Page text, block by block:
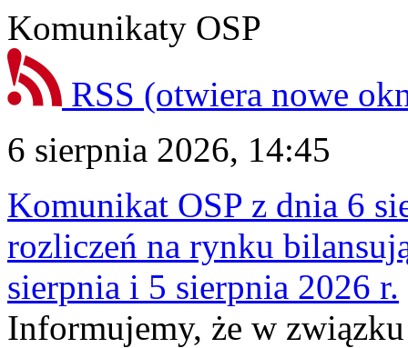
Komunikaty OSP
RSS (otwiera nowe
6 sierpnia 2026, 14:45
Komunikat OSP z dnia 6
rozliczeń na rynku
sierpnia i 5 sierpnia 2026 r.
Informujemy, że w